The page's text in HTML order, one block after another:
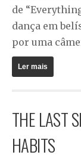
de
dança em
por uma
Ler mais
THE LAST
HABITS